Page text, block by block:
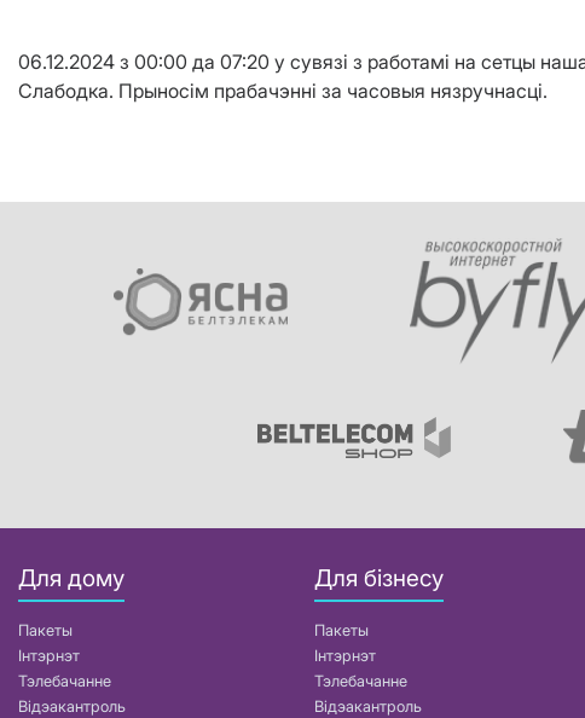
06.12.2024 з 00:00 да 07:20 у сувязі з работамi на сетцы
Слабодка. Прыносім прабачэнні за часовыя нязручнасці.
Для дому
Пакеты
Інтэрнэт
Тэлебачанне
Відэакантроль
Для бізнесу
Пакеты
Інтэрнэт
Тэлебачанне
Відэакантроль